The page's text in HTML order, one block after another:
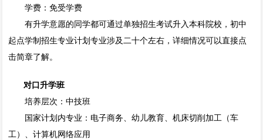
学费：免受学费
有升学意愿的同学都可通过单独招生考试升入本科院校，初中
起点学制招生专业计划专业涉及二十个左右，详细情况可以直接点
击简章了解。
对口升学班
培养层次：中技班
国家计划内专业：电子商务、幼儿教育、机床切削加工（车
工）、计算机网络应用